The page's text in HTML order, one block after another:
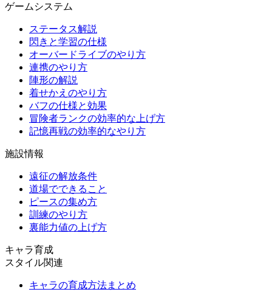
ゲームシステム
ステータス解説
閃きと学習の仕様
オーバードライブのやり方
連携のやり方
陣形の解説
着せかえのやり方
バフの仕様と効果
冒険者ランクの効率的な上げ方
記憶再戦の効率的なやり方
施設情報
遠征の解放条件
道場でできること
ピースの集め方
訓練のやり方
裏能力値の上げ方
キャラ育成
スタイル関連
キャラの育成方法まとめ